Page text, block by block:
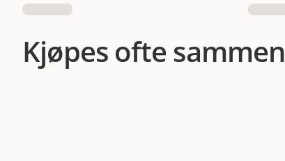
Kjøpes ofte sammen